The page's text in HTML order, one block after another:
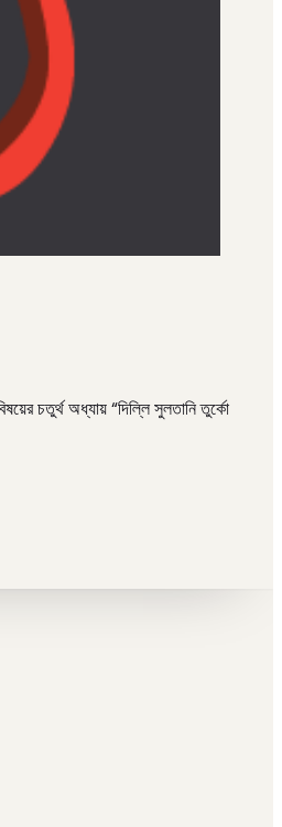
চতুর্থ অধ্যায় “দিল্লি সুলতানি তুর্কো